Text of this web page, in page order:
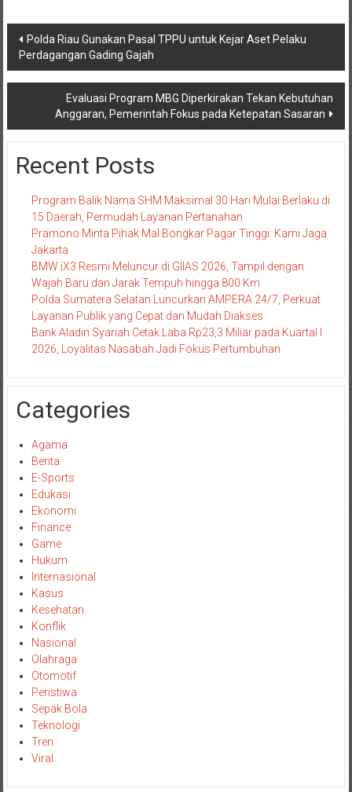
Navigasi
pos
Polda Riau Gunakan Pasal TPPU untuk Kejar Aset Pelaku
Perdagangan Gading Gajah
Evaluasi Program MBG Diperkirakan Tekan Kebutuhan
Anggaran, Pemerintah Fokus pada Ketepatan Sasaran
Recent Posts
Program Balik Nama SHM Maksimal 30 Hari Mulai Berlaku di
15 Daerah, Permudah Layanan Pertanahan
Pramono Minta Pihak Mal Bongkar Pagar Tinggi: Kami Jaga
Jakarta
BMW iX3 Resmi Meluncur di GIIAS 2026, Tampil dengan
Wajah Baru dan Jarak Tempuh hingga 800 Km
Polda Sumatera Selatan Luncurkan AMPERA 24/7, Perkuat
Layanan Publik yang Cepat dan Mudah Diakses
Bank Aladin Syariah Cetak Laba Rp23,3 Miliar pada Kuartal I
2026, Loyalitas Nasabah Jadi Fokus Pertumbuhan
Categories
Agama
Berita
E-Sports
Edukasi
Ekonomi
Finance
Game
Hukum
Internasional
Kasus
Kesehatan
Konflik
Nasional
Olahraga
Otomotif
Peristiwa
Sepak Bola
Teknologi
Tren
Viral